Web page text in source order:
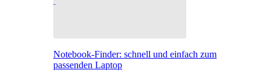
Notebook-Finder: schnell und einfach zum
passenden Laptop